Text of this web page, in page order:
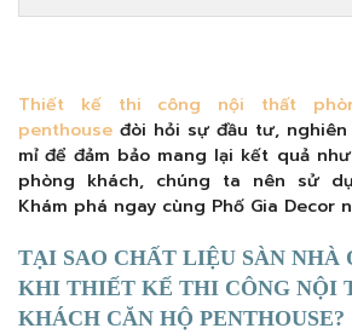
Thiết kế thi công nội thất
penthouse đòi hỏi sự đầu tư,
mỉ để đảm bảo mang lại kết quả
phòng khách, chúng ta nên sử
Khám phá ngay cùng Phố Gia Decor
TẠI SAO CHẤT LIỆU SÀN NHÀ
KHI THIẾT KẾ THI CÔNG NỘI
KHÁCH CĂN HỘ PENTHOUSE?